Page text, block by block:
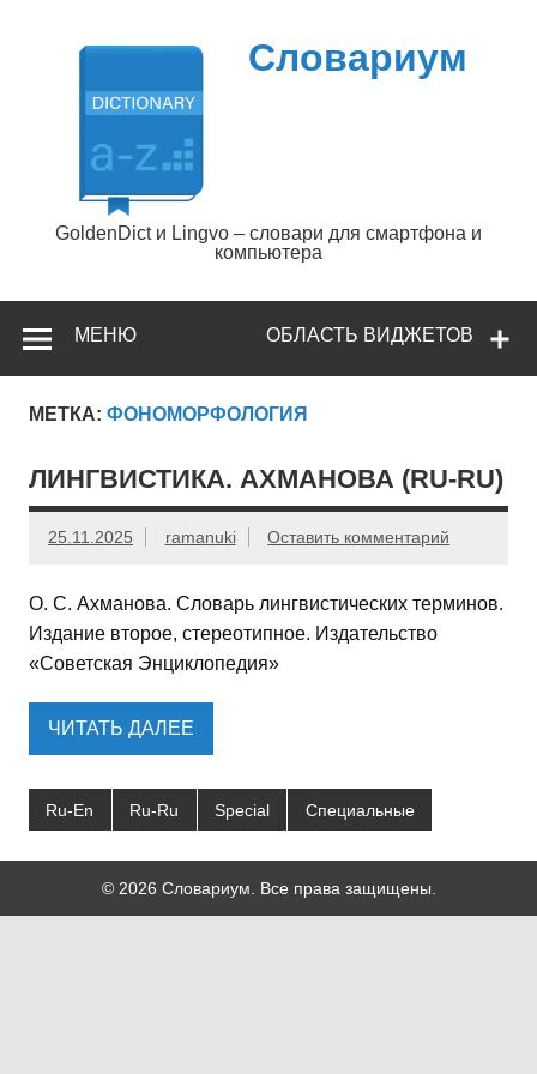
содержимому
Словариум
GoldenDict и Lingvo – словари для смартфона и
компьютера
ОБЛАСТЬ ВИДЖЕТОВ
МЕНЮ
МЕТКА: ФОНОМОРФОЛОГИЯ
ЛИНГВИСТИКА. АХМАНОВА (RU-RU)
25.11.2025 ramanuki Оставить комментарий
О. С. Ахманова. Cловарь лингвистических терминов.
Издание второе, стереотипное. Издательство
«Советская Энциклопедия»
ЧИТАТЬ ДАЛЕЕ
Ru-En Ru-Ru Special Специальные
© 2026 Словариум. Все права защищены.